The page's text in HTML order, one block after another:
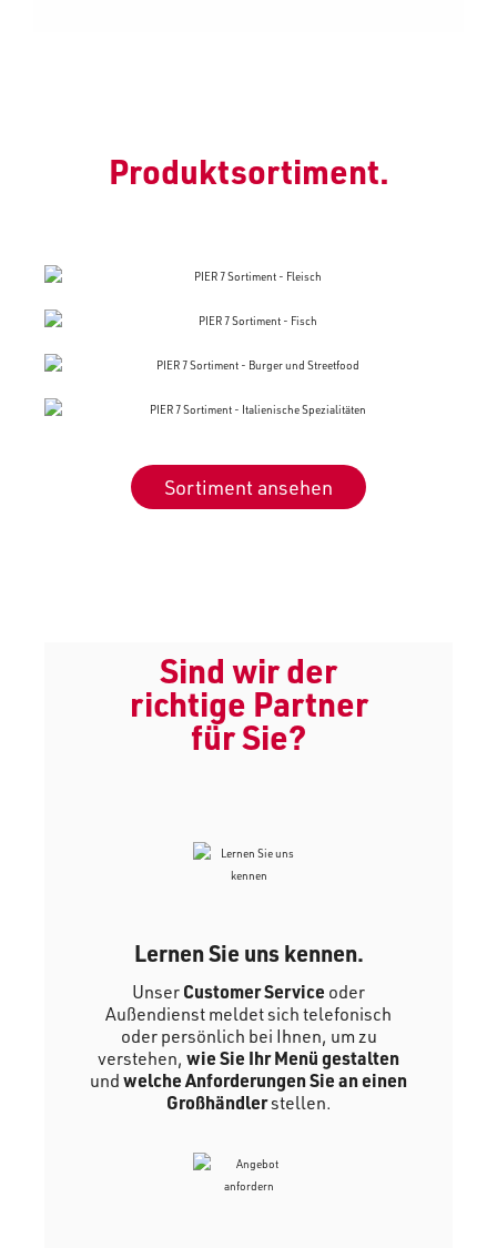
Produktsortiment.
Sortiment ansehen
Sind wir der
richtige Partner
für Sie?
Lernen Sie uns kennen.
UnserCustomer Service oder
Außendienst meldet sich telefonisch
oder persönlich bei Ihnen, um zu
verstehen, wie Sie Ihr Menü gestalten
undwelche Anforderungen Sie an einen
Großhändlerstellen.